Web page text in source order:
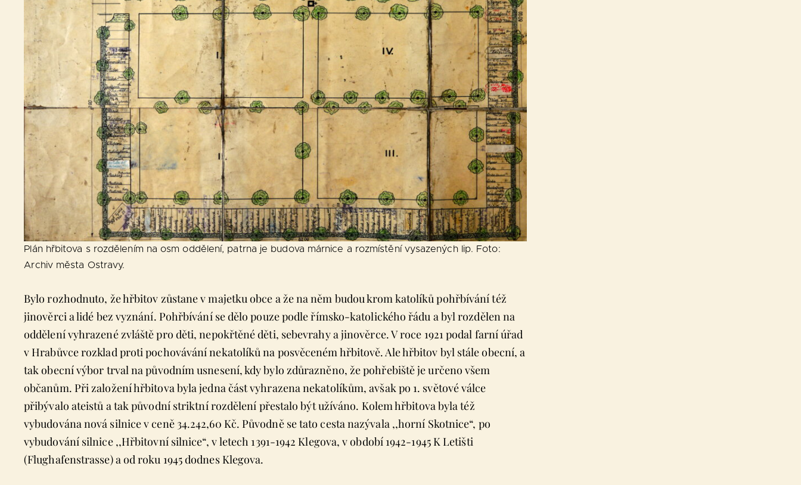
Plán hřbitova s rozdělením na osm oddělení, patrna je budova márnice a rozmístění vysazených lip. Foto:
Archiv města Ostravy.
Bylo rozhodnuto, že hřbitov zůstane v majetku obce a že na něm budou krom katolíků pohřbívání též
jinověrci a lidé bez vyznání. Pohřbívání se dělo pouze podle římsko-katolického řádu a byl rozdělen na
oddělení vyhrazené zvláště pro děti, nepokřtěné děti, sebevrahy a jinověrce. V roce 1921 podal farní úřad
v Hrabůvce rozklad proti pochovávání nekatolíků na posvěceném hřbitově. Ale hřbitov byl stále obecní, a
tak obecní výbor trval na původním usnesení, kdy bylo zdůrazněno, že pohřebiště je určeno všem
občanům. Při založení hřbitova byla jedna část vyhrazena nekatolíkům, avšak po 1. světové válce
přibývalo ateistů a tak původní striktní rozdělení přestalo být užíváno. Kolem hřbitova byla též
vybudována nová silnice v ceně 34.242,60 Kč. Původně se tato cesta nazývala ,,horní Skotnice“, po
vybudování silnice ,,Hřbitovní silnice“, v letech 1391-1942 Klegova, v období 1942-1945 K Letišti
(Flughafenstrasse) a od roku 1945 dodnes Klegova.